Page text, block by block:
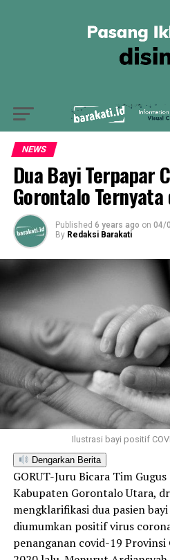
NEWS
Dua Bayi Terpapar
Gorontalo
Published 6 years ago on 04/
By Redaksi Barakati
Ilustrasi bayi positif
Dengarkan Berita
GORUT-Juru Bicara Tim
Kabupaten Gorontalo Utara,
mengklarifikasi dua pasien
diumumkan positif virus
penanganan covid-19